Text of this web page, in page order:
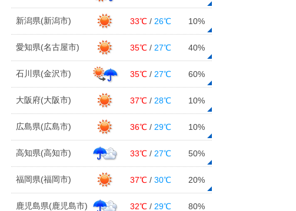
新潟県(新潟市) 33℃ / 26℃ 10%
愛知県(名古屋市) 35℃ / 27℃ 40%
石川県(金沢市) 35℃ / 27℃ 60%
大阪府(大阪市) 37℃ / 28℃ 10%
広島県(広島市) 36℃ / 29℃ 10%
高知県(高知市) 33℃ / 27℃ 50%
福岡県(福岡市) 37℃ /30℃ 20%
鹿児島県(鹿児島市) 32℃ / 29℃ 80%